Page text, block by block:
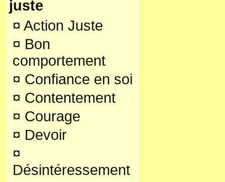
juste
¤ Action Juste
¤ Bon
comportement
¤ Confiance en soi
¤ Contentement
¤ Courage
¤ Devoir
¤
Désintéressement